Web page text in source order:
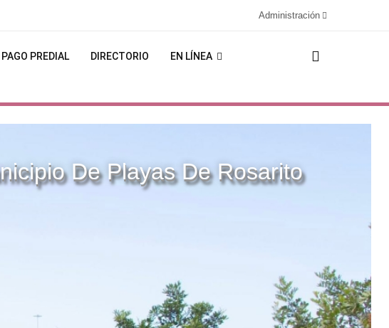
Administración
PAGO PREDIAL DIRECTORIO EN LÍNEA
De Playas De Rosarito